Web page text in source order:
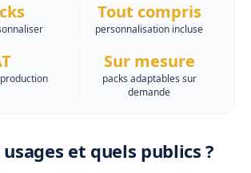
Tout compris
personnalisation incluse
Sur mesure
packs adaptables sur
demande
et quels publics ?